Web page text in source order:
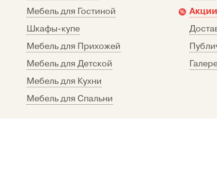
Мебель для Гостиной
Шкафы-купе
Мебель для Прихожей
Мебель для Детской
Мебель для Кухни
Мебель для Спальни